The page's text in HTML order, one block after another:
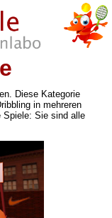
Diese Kategorie
in mehreren
Spiele: Sie sind alle